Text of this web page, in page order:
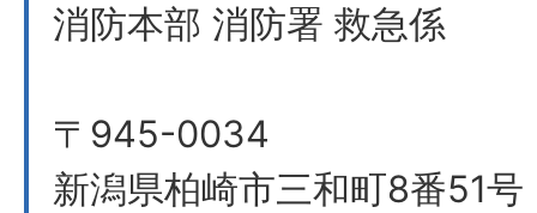
消防本部 消防署 救急係
〒945-0034
新潟県柏崎市三和町8番51号